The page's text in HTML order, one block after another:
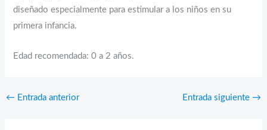
diseñado especialmente para estimular a los niños en su
primera infancia.
Edad recomendada: 0 a 2 años.
← Entrada anterior Entrada siguiente →